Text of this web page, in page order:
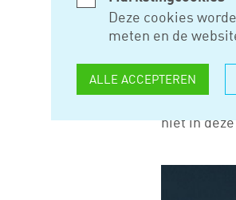
Deze cookies
meten en de
ALLE ACCEPTEREN
De Raad
niet in